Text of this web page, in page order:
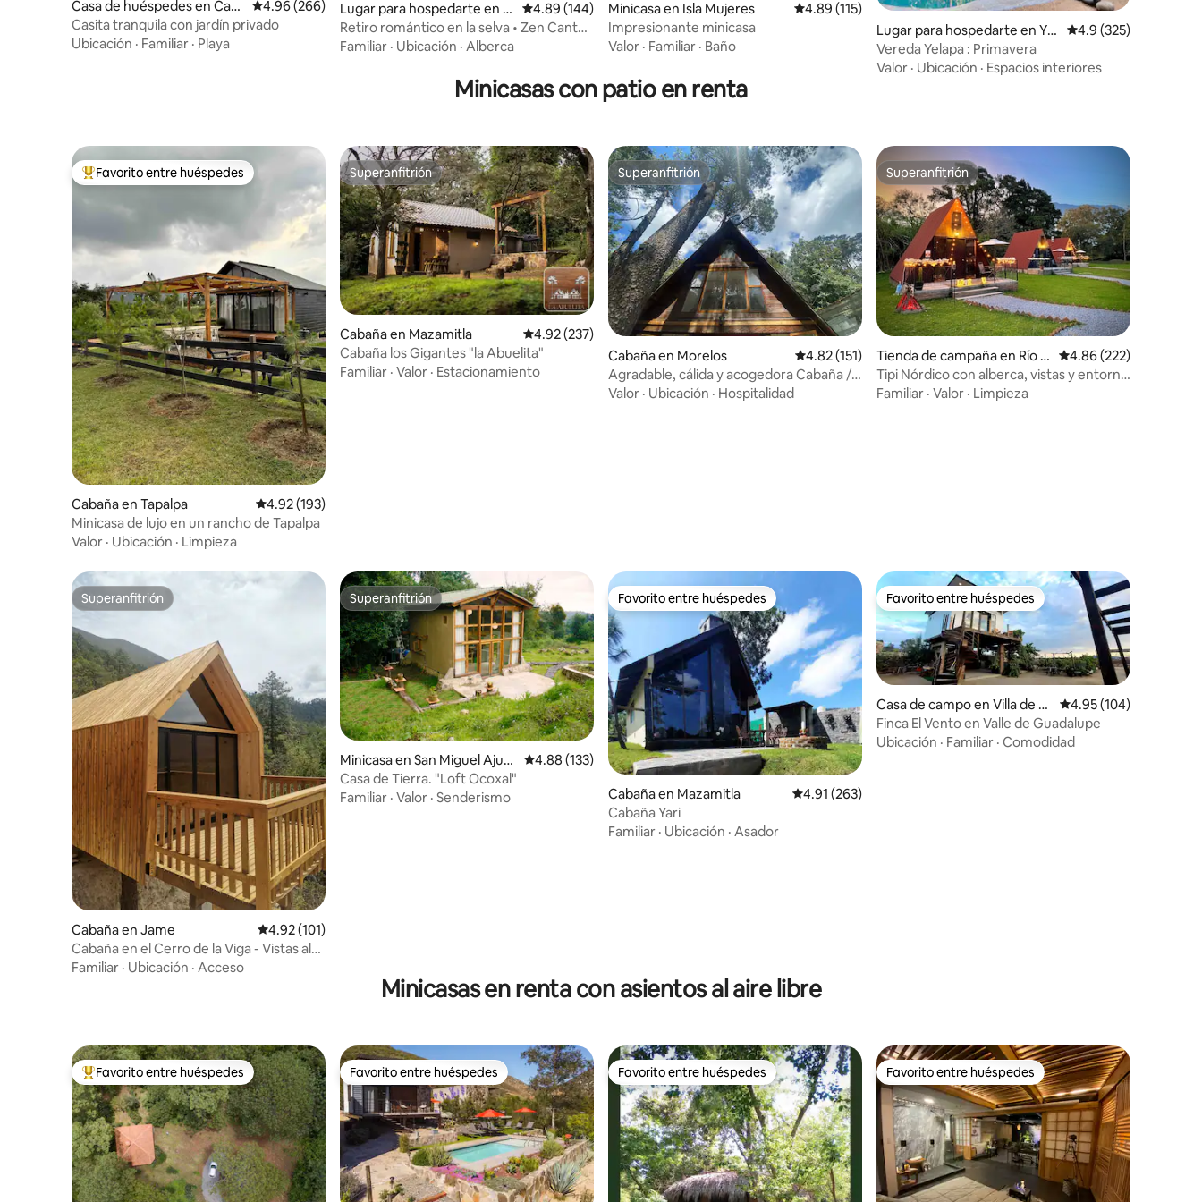
Casa de huéspedes en Cab
o Pulmo
Calificación promedio: 4.96 de 5; 266 evaluaciones
4.96 (266)
Casita tranquila con jardín privado
Ubicación · Familiar · Playa
Lugar para hospedarte en T
ulum
Calificación promedio: 4.89 de 5; 144 evaluaciones
4.89 (144)
Retiro romántico en la selva • Zen Canto
Tuuch
Familiar · Ubicación · Alberca
Minicasa en Isla Mujeres Calificación promedio: 4.89 de 5; 115 evaluaciones
4.89 (115)
Impresionante minicasa
Valor · Familiar · Baño
Lugar para hospedarte en Yel
apa
Calificación
4.9 (325)
Vereda Yelapa : Primavera
Valor · Ubicación · Espacios interiores
Minicasas con patio en renta
De los mejores en Favorito entre huéspedes
Favorito entre huéspedes
Cabaña en Tapalpa Calificación promedio: 4.92 de 5; 193 evaluaciones
4.92 (193)
Minicasa de lujo en un rancho de Tapalpa
Valor · Ubicación · Limpieza
Superanfitrión
Superanfitrión
Cabaña en Mazamitla Calificación promedio: 4.92 de 5; 237 evaluaciones
4.92 (237)
Cabaña los Gigantes "la Abuelita"
Familiar · Valor · Estacionamiento
Superanfitrión
Superanfitrión
Cabaña en Morelos Calificación promedio: 4.82 de 5; 151 evaluaciones
4.82 (151)
Agradable, cálida y acogedora Cabaña /
gran jardin
Valor · Ubicación · Hospitalidad
Superanfitrión
Superanfitrión
Tienda de campaña en Río Bl
anco
Calificación promedio:
4.86 (222)
Tipi Nórdico con alberca, vistas y entorno
natural
Familiar · Valor · Limpieza
Superanfitrión
Superanfitrión
Cabaña en Jame Calificación promedio: 4.92 de 5; 101 evaluaciones
4.92 (101)
Cabaña en el Cerro de la Viga - Vistas al
Valle
Familiar · Ubicación · Acceso
Superanfitrión
Superanfitrión
Minicasa en San Miguel Ajusc
o
Calificación promedio: 4.88 de 5; 133 evaluaciones
4.88 (133)
Casa de Tierra. "Loft Ocoxal"
Familiar · Valor · Senderismo
Favorito entre huéspedes
Favorito entre huéspedes
Cabaña en Mazamitla Calificación promedio: 4.91 de 5; 263 evaluaciones
4.91 (263)
Cabaña Yari
Familiar · Ubicación · Asador
Favorito entre huéspedes
Favorito entre huéspedes
Casa de campo en Villa de J
uárez
Calificación promedio:
4.95 (104)
Finca El Vento en Valle de Guadalupe
Ubicación · Familiar · Comodidad
Minicasas en renta con asientos al aire libre
De los mejores en Favorito entre huéspedes
Favorito entre huéspedes Favorito entre huéspedes
Favorito entre huéspedes Favorito entre huéspedes
Favorito entre huéspedes Favorito entre huéspedes
Favorito entre huéspedes